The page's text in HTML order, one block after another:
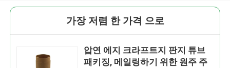
가장 저렴 한 가격 으로
압연 에지 크라프트지 판지 튜브
패키징, 메일링하기 위한 원주 주